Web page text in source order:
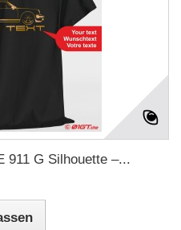
911 G Silhouette –...